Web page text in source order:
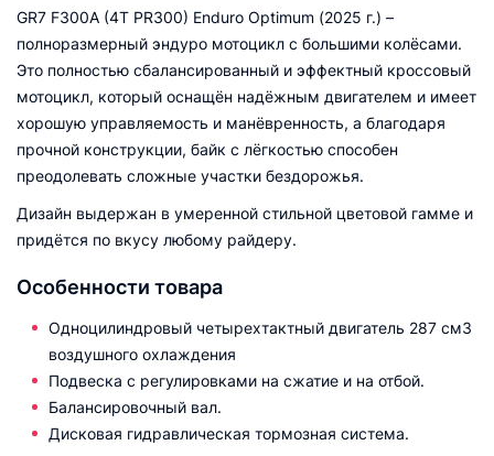
GR7 F300A (4T PR300) Enduro Optimum (2025 г.) –
полноразмерный эндуро мотоцикл с большими колёсами.
Это полностью сбалансированный и эффектный кроссовый
мотоцикл, который оснащён надёжным двигателем и имеет
хорошую управляемость и манёвренность, а благодаря
прочной конструкции, байк с лёгкостью способен
преодолевать сложные участки бездорожья.
Дизайн выдержан в умеренной стильной цветовой гамме и
придётся по вкусу любому райдеру.
Особенности товара
Одноцилиндровый четырехтактный двигатель 287 см3
воздушного охлаждения
Подвеска с регулировками на сжатие и на отбой.
Балансировочный вал.
Дисковая гидравлическая тормозная система.